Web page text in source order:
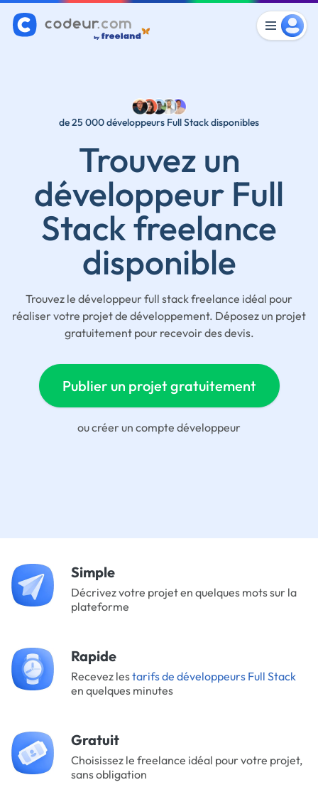
de 25 000 développeurs Full Stack disponibles
Trouvez un
développeur Full
Stack freelance
disponible
Trouvez le développeur full stack freelance idéal pour
réaliser votre projet de développement. Déposez un projet
gratuitement pour recevoir des devis.
Publier un projet gratuitement
oucréer un compte développeur
Simple
Décrivez votre projet en quelques mots sur la
plateforme
Rapide
Recevez lestarifs de développeurs Full Stack
en quelques minutes
Gratuit
Choisissez le freelance idéal pour votre projet,
sans obligation